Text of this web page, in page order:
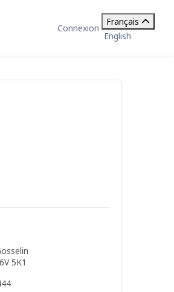
Connexion
Français
English
5K1